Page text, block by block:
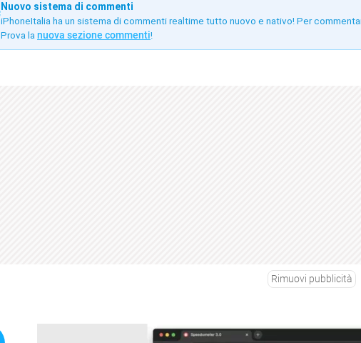
Nuovo sistema di commenti
iPhoneItalia ha un sistema di commenti realtime tutto nuovo e nativo! Per
Prova la nuova sezione commenti!
Rimuovi pubblicità